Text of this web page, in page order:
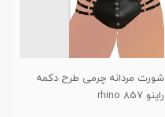
شورت مردانه چرمی طرح دکمه
راینو 857 rhino